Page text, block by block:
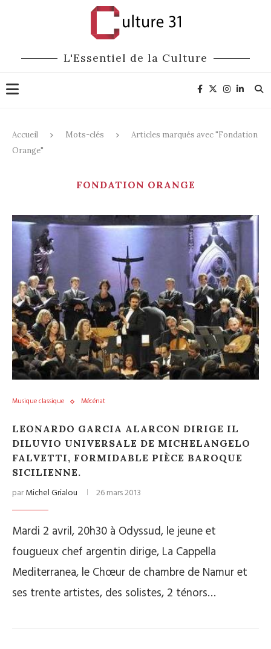
L'Essentiel de la Culture
Accueil Mots-clés
Articles marqués avec "Fondation
Orange"
FONDATION ORANGE
Musique classique Mécénat
LEONARDO GARCIA ALARCON DIRIGE IL
DILUVIO UNIVERSALE DE MICHELANGELO
FALVETTI, FORMIDABLE PIÈCE BAROQUE
SICILIENNE.
parMichel Grialou 26 mars 2013
Mardi 2 avril, 20h30 à Odyssud, le jeune et
fougueux chef argentin dirige, La Cappella
Mediterranea, le Chœur de chambre de Namur et
ses trente artistes, des solistes, 2 ténors…